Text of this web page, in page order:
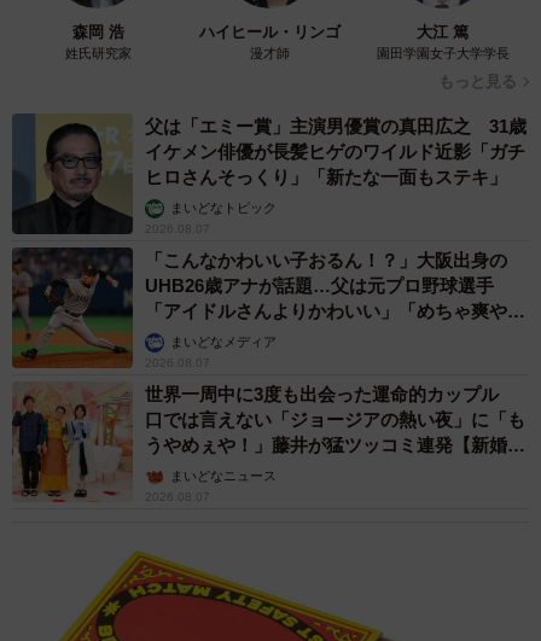
森岡 浩
姓氏研究家
ハイヒール・リンゴ
漫才師
大江 篤
園田学園女子大学学長
もっと見る
父は「エミー賞」主演男優賞の真田広之 31歳
イケメン俳優が長髪ヒゲのワイルド近影「ガチ
ヒロさんそっくり」「新たな一面もステキ」
まいどなトピック
2026.08.07
「こんなかわいい子おるん！？」大阪出身の
UHB26歳アナが話題…父は元プロ野球選手
「アイドルさんよりかわいい」「めちゃ爽や
か」まいどなメディア
2026.08.07
世界一周中に3度も出会った運命的カップル
口では言えない「ジョージアの熱い夜」に「も
うやめぇや！」藤井が猛ツッコミ連発【新婚さ
ん】まいどなニュース
2026.08.07